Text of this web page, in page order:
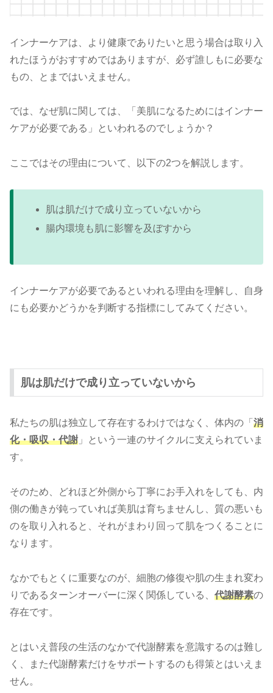
インナーケアは、より健康でありたいと思う場合は取り入
れたほうがおすすめではありますが、必ず誰しもに必要な
もの、とまではいえません。
では、なぜ肌に関しては、「美肌になるためにはインナー
ケアが必要である」といわれるのでしょうか？
ここではその理由について、以下の2つを解説します。
肌は肌だけで成り立っていないから
腸内環境も肌に影響を及ぼすから
インナーケアが必要であるといわれる理由を理解し、自身
にも必要かどうかを判断する指標にしてみてください。
肌は肌だけで成り立っていないから
私たちの肌は独立して存在するわけではなく、体内の「 消
化・吸収・代謝 」という一連のサイクルに支えられていま
す。
そのため、どれほど外側から丁寧にお手入れをしても、内
側の働きが鈍っていれば美肌は育ちませんし、質の悪いも
のを取り入れると、それがまわり回って肌をつくることに
なります。
なかでもとくに重要なのが、細胞の修復や肌の生まれ変わ
りであるターンオーバーに深く関係している、 代謝酵素の
存在です。
とはいえ普段の生活のなかで代謝酵素を意識するのは難し
く、また代謝酵素だけをサポートするのも得策とはいえま
せん。